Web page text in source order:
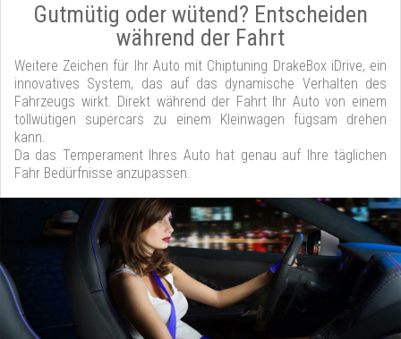
Gutmütig oder wütend? Entscheiden
während der Fahrt
Weitere Zeichen für Ihr Auto mit Chiptuning DrakeBox iDrive, ein
innovatives System, das auf das dynamische Verhalten des
Fahrzeugs wirkt. Direkt während der Fahrt Ihr Auto von einem
tollwütigen supercars zu einem Kleinwagen fügsam drehen
kann.
Da das Temperament Ihres Auto hat genau auf Ihre täglichen
Fahr Bedürfnisse anzupassen.